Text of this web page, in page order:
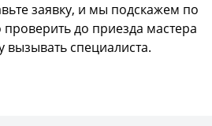
заявку, и мы подскажем по
до приезда мастера
вызывать специалиста.